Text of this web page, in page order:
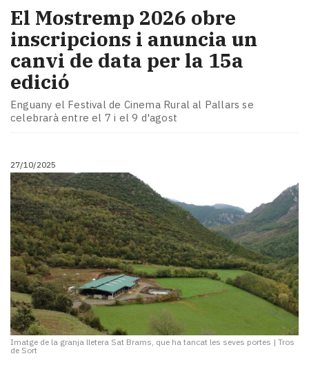
El Mostremp 2026 obre
inscripcions i anuncia un
canvi de data per la 15a
edició
Enguany el Festival de Cinema Rural al Pallars se
celebrarà entre el 7 i el 9 d'agost
27/10/2025
Imatge de la granja lletera Sat Brams, que ha tancat les seves portes | Tros
de Sort